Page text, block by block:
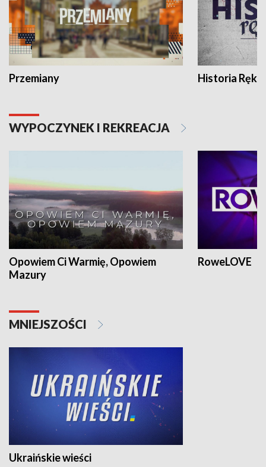
Przemiany Historia Ręką
WYPOCZYNEK I REKREACJA
Opowiem Ci Warmię, Opowiem
Mazury
RoweLOVE
MNIEJSZOŚCI
Ukraińskie wieści